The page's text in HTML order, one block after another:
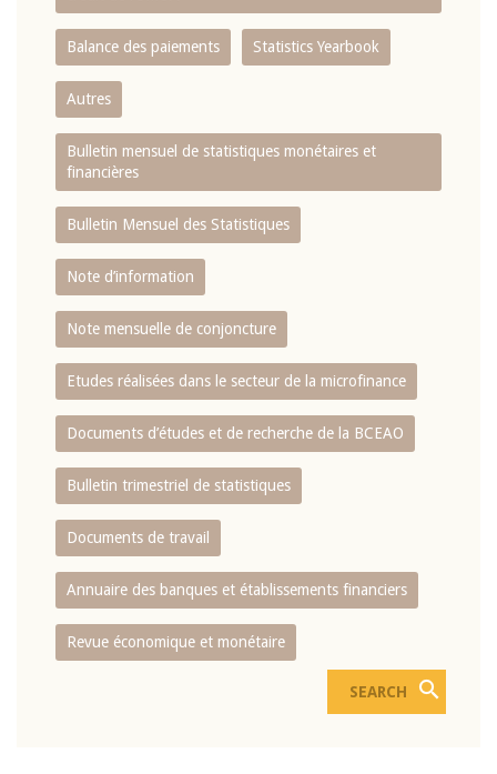
Balance des paiements Statistics Yearbook
Autres
Bulletin mensuel de statistiques monétaires et
financières
Bulletin Mensuel des Statistiques
Note d’information
Note mensuelle de conjoncture
Etudes réalisées dans le secteur de la microfinance
Documents d’études et de recherche de la BCEAO
Bulletin trimestriel de statistiques
Documents de travail
Annuaire des banques et établissements financiers
Revue économique et monétaire